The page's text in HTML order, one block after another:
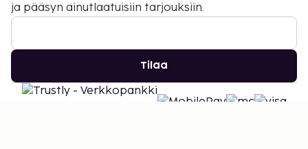
ja pääsyn ainutlaatuisiin tarjouksiin.
Tilaa